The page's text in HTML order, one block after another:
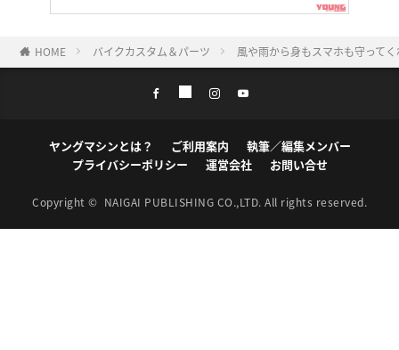
HOME バイクカスタム＆パーツ 風や雨から身もスマホも守って
ヤングマシンとは？ ご利用案内
執筆／編集メンバー
プライバシーポリシー
運営会社 お問い合せ
Copyright © NAIGAI PUBLISHING CO.,LTD. All rights reserved.